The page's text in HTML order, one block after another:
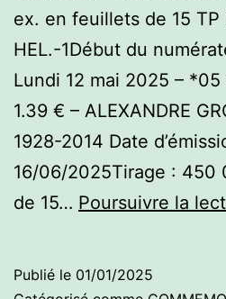
ex. en feuillets de 15 TP
HEL.-1Début du
Lundi 12 mai 2025 –
1.39 € – ALEXANDRE
1928-2014 Date
16/06/2025Tirage : 450
de 15… Poursuivre la
Publié le 01/01/2025